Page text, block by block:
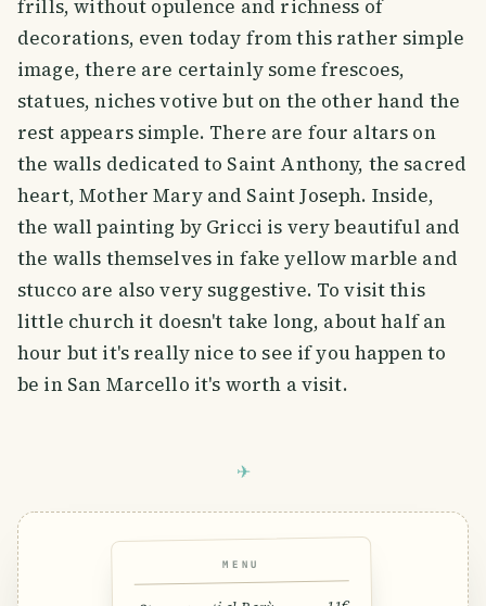
frills, without opulence and richness of
decorations, even today from this rather simple
image, there are certainly some frescoes,
statues, niches votive but on the other hand the
rest appears simple. There are four altars on
the walls dedicated to Saint Anthony, the sacred
heart, Mother Mary and Saint Joseph. Inside,
the wall painting by Gricci is very beautiful and
the walls themselves in fake yellow marble and
stucco are also very suggestive. To visit this
little church it doesn't take long, about half an
hour but it's really nice to see if you happen to
be in San Marcello it's worth a visit.
MENU